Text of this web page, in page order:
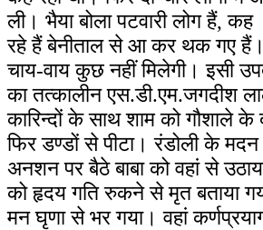
ली। भैया बोला पटवारी लोग हैं, कह
रहे हैं बेनीताल से आ कर थक गए हैं।
चाय-वाय कुछ नहीं मिलेगी। इसी
का तत्कालीन एस.डी.एम.जगदीश
कारिन्दों के साथ शाम को गौशाले
फिर डण्डों से पीटा। रंडोली के
अनशन पर बैठे बाबा को वहां से
को हृदय गति रुकने से मृत बताया
मन घृणा से भर गया। वहां